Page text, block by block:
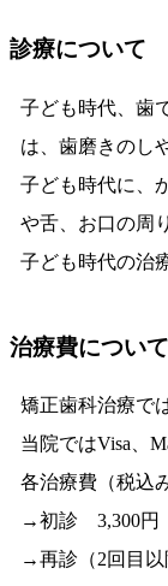
診療について
子ども時代、歯
は、歯磨きのし
子ども時代に、
や舌、お口の周
子ども時代の治
治療費について
矯正歯科治療で
当院ではVisa、
各治療費（税込
→初診 3,300円
→再診（2回目以